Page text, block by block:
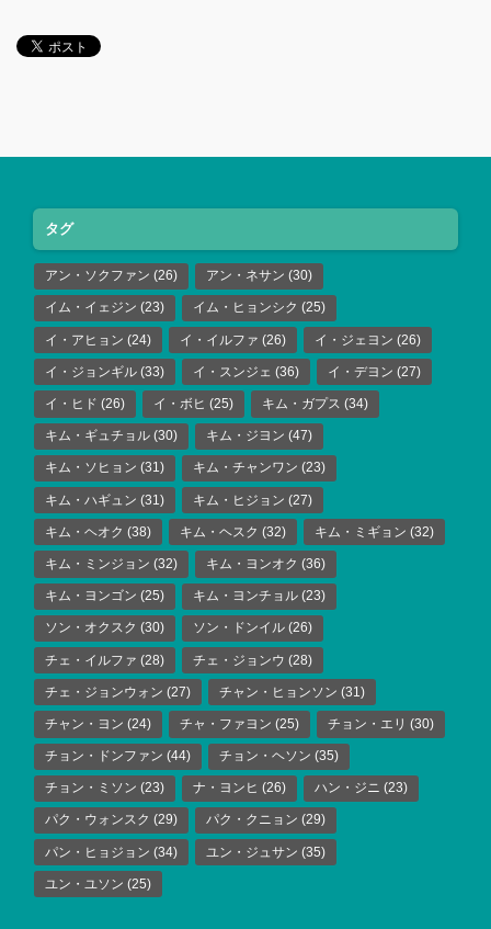
タグ
アン・ソクファン (26) アン・ネサン (30)
イム・イェジン (23) イム・ヒョンシク (25)
イ・アヒョン (24) イ・イルファ (26) イ・ジェヨン (26)
イ・ジョンギル (33) イ・スンジェ (36) イ・デヨン (27)
イ・ヒド (26) イ・ボヒ (25) キム・ガプス (34)
キム・ギュチョル (30) キム・ジヨン (47)
キム・ソヒョン (31) キム・チャンワン (23)
キム・ハギュン (31) キム・ヒジョン (27)
キム・ヘオク (38) キム・ヘスク (32) キム・ミギョン (32)
キム・ミンジョン (32) キム・ヨンオク (36)
キム・ヨンゴン (25) キム・ヨンチョル (23)
ソン・オクスク (30) ソン・ドンイル (26)
チェ・イルファ (28) チェ・ジョンウ (28)
チェ・ジョンウォン (27) チャン・ヒョンソン (31)
チャン・ヨン (24) チャ・ファヨン (25) チョン・エリ (30)
チョン・ドンファン (44) チョン・ヘソン (35)
チョン・ミソン (23) ナ・ヨンヒ (26) ハン・ジニ (23)
パク・ウォンスク (29) パク・クニョン (29)
パン・ヒョジョン (34) ユン・ジュサン (35)
ユン・ユソン (25)